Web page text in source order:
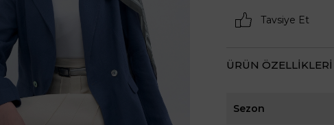
Tavsiye Et
ÜRÜN ÖZELLIKLERI
Sezon